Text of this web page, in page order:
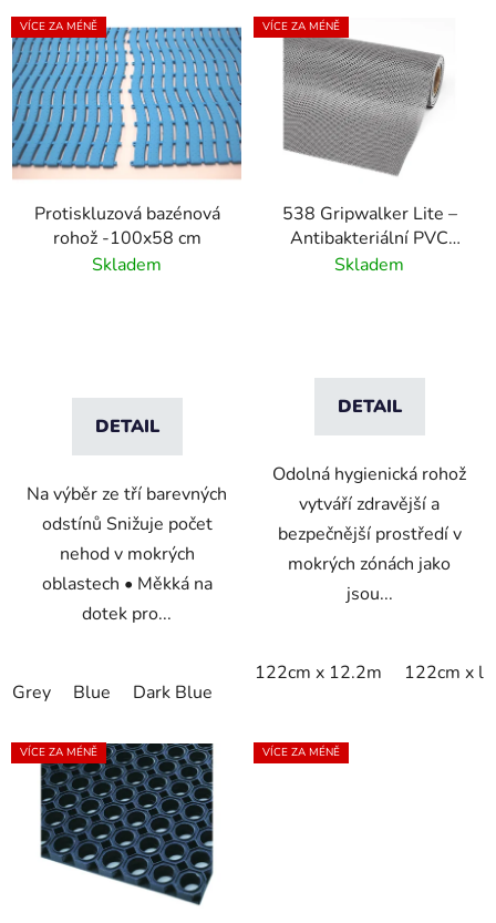
V
ý
p
i
s
p
VÍCE ZA MÉNĚ
Protiskluzová bazénová
rohož -100x58 cm
Skladem
DETAIL
Na výběr ze tří barevných
odstínů Snižuje počet
nehod v mokrých
oblastech • Měkká na
dotek pro...
Grey Blue Dark Blue
VÍCE ZA MÉNĚ
538 Gripwalker Lite –
Antibakteriální PVC
rohožka do mokrého
Skladem
DETAIL
Odolná hygienická rohož
vytváří zdravější a
bezpečnější prostředí v
mokrých zónách jako
jsou...
122cm x 12.2m 122cm x
VÍCE ZA MÉNĚ VÍCE ZA MÉNĚ